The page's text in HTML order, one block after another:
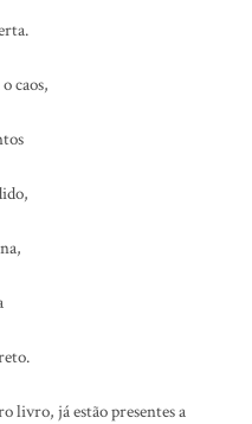
caos,
já estão presentes a